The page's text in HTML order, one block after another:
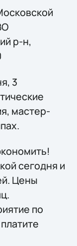
р-н,
3
мастер-
сегодня и
Цены
по